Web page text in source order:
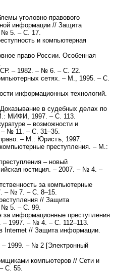
уголовно-правового
информации // Защита
№ 5. – С. 17.
и компьютерная
право России. Особенная
– 1982. – № 6. – С. 22.
сетях. – М., 1995. – С.
информационных технологий.
Доказывание в судебных делах по
МИФИ, 1997. – С. 113.
– возможности и
– № 11. – С. 31–35.
– М.: Юристъ, 1997.
преступления. – М.:
– новый
юстиция. – 2007. – № 4. –
за компьютерные
– № 7. – С. 8–15.
// Защита
№ 5. – С. 99.
за информационные преступления
1997. – № 4. – С. 112–113.
Internet // Защита информации.
– 1999. – № 2 [Электронный
компьютеров // Сети и
С. 55.